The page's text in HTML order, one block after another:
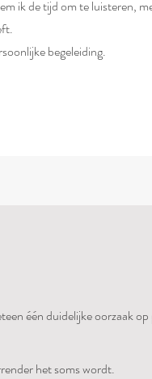
ik de tijd om te luisteren,
begeleiding.
één duidelijke oorzaak
het soms wordt.